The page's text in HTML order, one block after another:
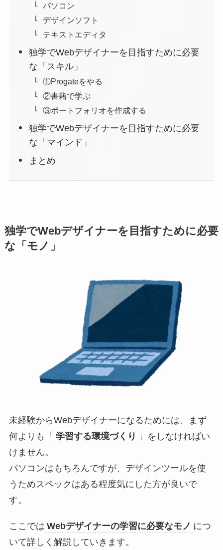
パソコン
デザインソフト
テキストエディタ
独学でWebデザイナーを目指すために必要
な「スキル」
①Progateをやる
②書籍で学ぶ
③ポートフォリオを作成する
独学でWebデザイナーを目指すために必要
な「マインド」
まとめ
独学でWebデザイナーを目指すために必要
な「モノ」
未経験からWebデザイナーになるためには、まず
何よりも「 学習する環境づくり
」をしなければい
けません。
パソコンはもちろんですが、デザインツールを使
うためスペックはある程度気にした方が良いで
す。
ここでは Webデザイナーの学習に必要なモノ につ
いて詳しく解説していきます。